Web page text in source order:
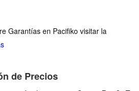
Garantías en Pacifiko visitar la
de Precios